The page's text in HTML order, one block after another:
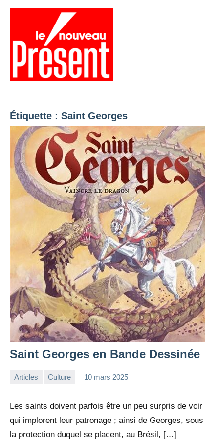
Aller
Étiquette : Saint Georges
Saint Georges en Bande Dessinée
Articles Culture 10 mars 2025
Les saints doivent parfois être un peu surpris de voir
qui implorent leur patronage ; ainsi de Georges, sous
la protection duquel se placent, au Brésil, […]